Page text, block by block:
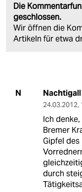
Die
geschlossen.
Wir öffnen die
Artikeln für etwa
N Nachtigall
24.03.2012,
Ich
Bremer
Gipfel des
durch